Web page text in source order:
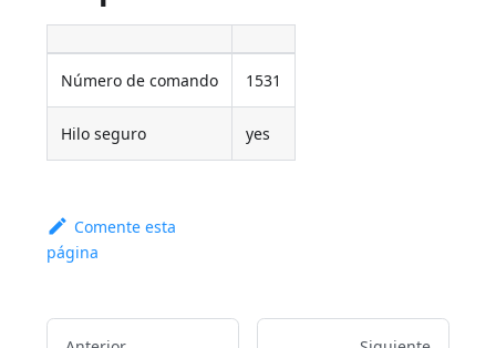
Número de comando 1531
Hilo seguro yes
Comente esta
página